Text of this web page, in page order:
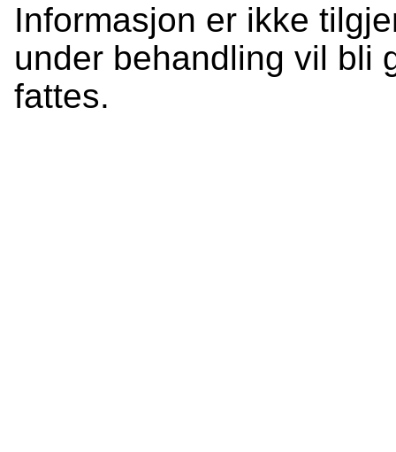
Informasjon er ikke
under behandling vil bli
fattes.